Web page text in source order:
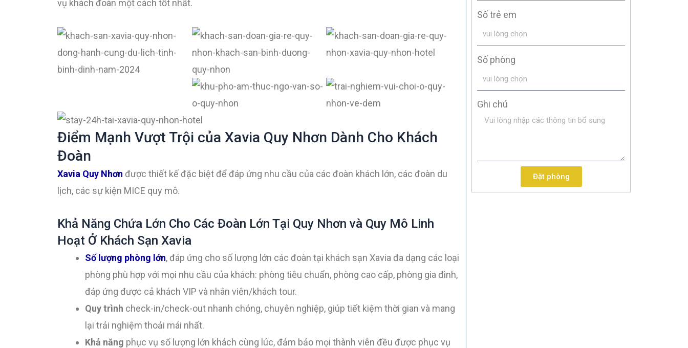
vụ khách đoàn một cách tốt nhất.
Điểm Mạnh Vượt Trội của Xavia Quy Nhơn Dành Cho Khách
Đoàn
Xavia Quy Nhơn được thiết kế đặc biệt để đáp ứng nhu cầu của các đoàn khách lớn, các đoàn du
lịch, các sự kiện MICE quy mô.
Khả Năng Chứa Lớn Cho Các Đoàn Lớn Tại Quy Nhơn và Quy Mô Linh
Hoạt Ở Khách Sạn Xavia
Số lượng phòng lớn, đáp ứng cho số lượng lớn các đoàn tại khách sạn Xavia đa dạng các loại
phòng phù hợp với mọi nhu cầu của khách: phòng tiêu chuẩn, phòng cao cấp, phòng gia đình,
đáp ứng được cả khách VIP và nhân viên/khách tour.
Quy trình check-in/check-out nhanh chóng, chuyên nghiệp, giúp tiết kiệm thời gian và mang
lại trải nghiệm thoải mái nhất.
Khả năng phục vụ số lượng lớn khách cùng lúc, đảm bảo mọi thành viên đều được phục vụ
Số trẻ em
Số phòng
Ghi chú
Đặt phòng